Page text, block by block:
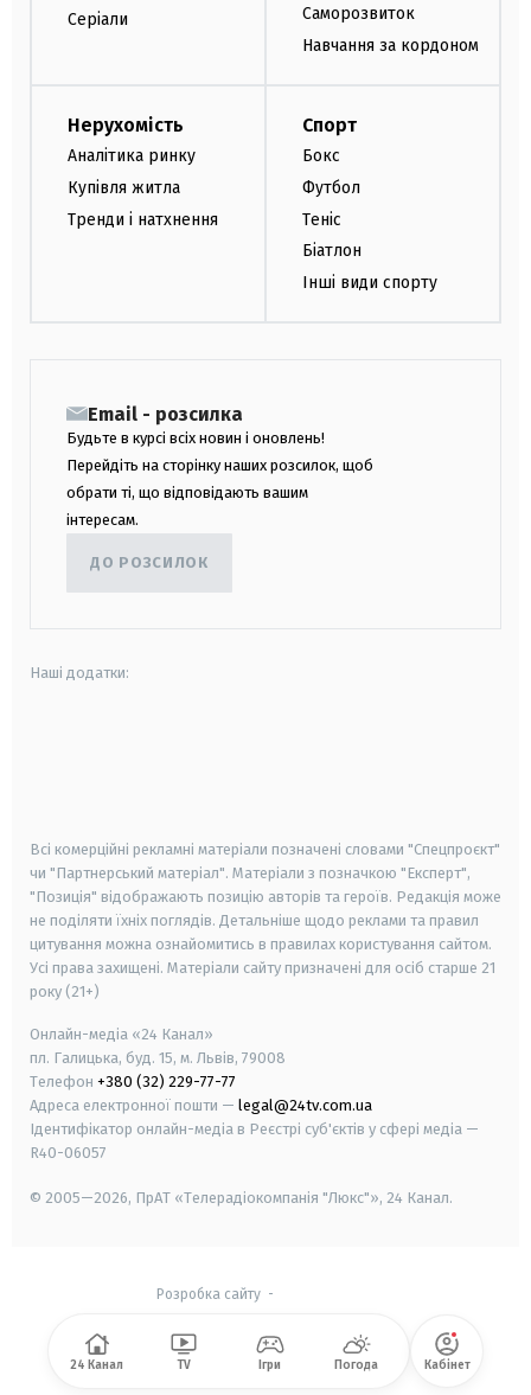
Серіали
Саморозвиток
Навчання за кордоном
Нерухомість
Аналітика ринку
Купівля житла
Тренди і натхнення
Спорт
Бокс
Футбол
Теніс
Біатлон
Інші види спорту
Email - розсилка
Будьте в курсі всіх новин і оновлень!
Перейдіть на сторінку наших розсилок, щоб
обрати ті, що відповідають вашим
інтересам.
ДО РОЗСИЛОК
Наші додатки:
Всі комерційні рекламні матеріали позначені словами "Спецпроєкт"
чи "Партнерський матеріал". Матеріали з позначкою "Експерт",
"Позиція" відображають позицію авторів та героїв. Редакція може
не поділяти їхніх поглядів. Детальніше щодо реклами та правил
цитування можна ознайомитись в правилах користування сайтом.
Усі права захищені. Матеріали сайту призначені для осіб старше 21
року (21+)
Онлайн-медіа «24 Канал»
пл. Галицька, буд. 15, м. Львів, 79008
Телефон +380 (32) 229-77-77
Адреса електронної пошти — legal@24tv.com.ua
Ідентифікатор онлайн-медіа в Реєстрі суб'єктів у сфері медіа —
R40-06057
© 2005—2026, ПрАТ «Телерадіокомпанія "Люкс"», 24 Канал.
Розробка сайту-
24 Канал TV Ігри Погода Кабінет